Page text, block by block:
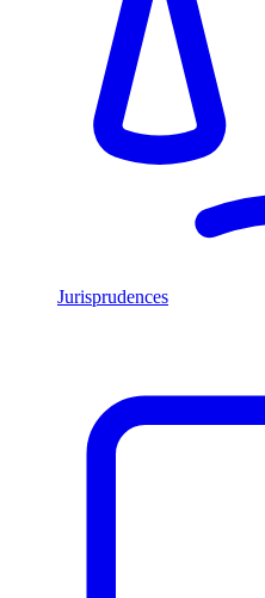
Jurisprudences